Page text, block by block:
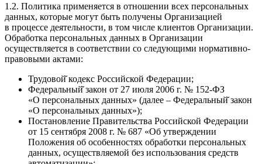
1.2. Политика применяется в отношении всех персональных
данных, которые могут быть получены Организацией
в процессе деятельности, в том числе клиентов Организации.
Обработка персональных данных в Организации
осуществляется в соответствии со следующими нормативно-
правовыми актами:
Трудовой̆ кодекс Российской Федерации;
Федеральный̆ закон от 27 июля 2006 г. № 152-ФЗ
«О персональных данных» (далее – Федеральный̆ закон
«О персональных данных»);
Постановление Правительства Российской Федерации
от 15 сентября 2008 г. № 687 «Об утверждении
Положения об особенностях обработки персональных
данных, осуществляемой без использования средств